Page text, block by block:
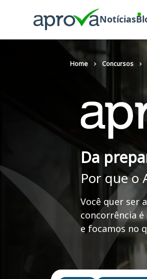
Notícias
Home Concursos
Da
Por que o
Você quer ser
concorrência
e focamos no
Cursos em destaque para